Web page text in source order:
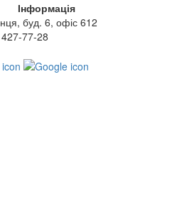
буд. 6, офіс 612
77-28
Інформація